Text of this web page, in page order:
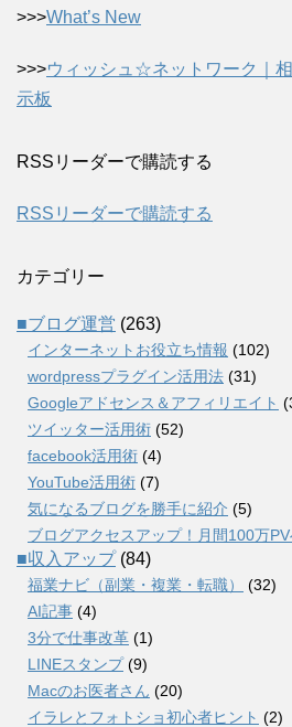
>>>What’s New
>>>ウィッシュ☆ネットワーク｜
示板
RSSリーダーで購読する
RSSリーダーで購読する
カテゴリー
■ブログ運営 (263)
インターネットお役立ち情報 (102)
wordpressプラグイン活用法 (31)
Googleアドセンス＆アフィリエイト
ツイッター活用術 (52)
facebook活用術 (4)
YouTube活用術 (7)
気になるブログを勝手に紹介 (5)
ブログアクセスアップ！月間100万
■収入アップ(84)
福業ナビ（副業・複業・転職）
(32)
AI記事 (4)
3分で仕事改革 (1)
LINEスタンプ(9)
Macのお医者さん (20)
イラレとフォトショ初心者ヒント (2)